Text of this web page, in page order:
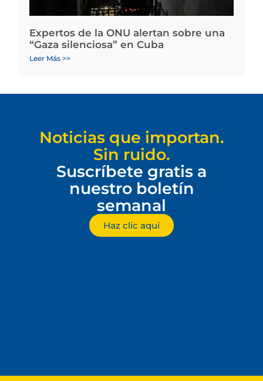
Expertos de la ONU alertan sobre una
“Gaza silenciosa” en Cuba
Leer Más >>
Noticias que importan.
Sin ruido.
Suscríbete gratis a
nuestro boletín
semanal
Haz clic aquí